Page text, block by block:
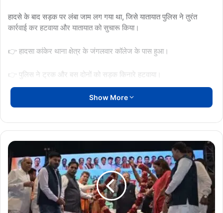
हादसे के बाद सड़क पर लंबा जाम लग गया था, जिसे यातायात पुलिस ने तुरंत
कार्रवाई कर हटवाया और यातायात को सुचारू किया।
👉 हादसा कांकेर थाना क्षेत्र के जंगलवार कॉलेज के पास हुआ।
👉 पुलिस ने ट्रक और बस दोनों को सड़क किनारे हटवाया।
👉 सभी घायलों की स्थिति फिलहाल स्थिर बताई जा रही है।
कांकेर ब्रेकिंग कांकेर हादसा छत्तीसगढ़ न्यूज
जंगलवार कॉलेज जिला अस्पताल कांकेर
ट्रैफिक जाम बस और ट्रक टक्कर यात्री घायल
सड़क दुर्घटना
Show More
राजनांदगांव
धूमधाम
से
मनाया
गया
डॉ.